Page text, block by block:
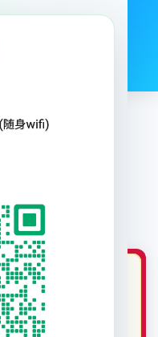
分钟【发全国】